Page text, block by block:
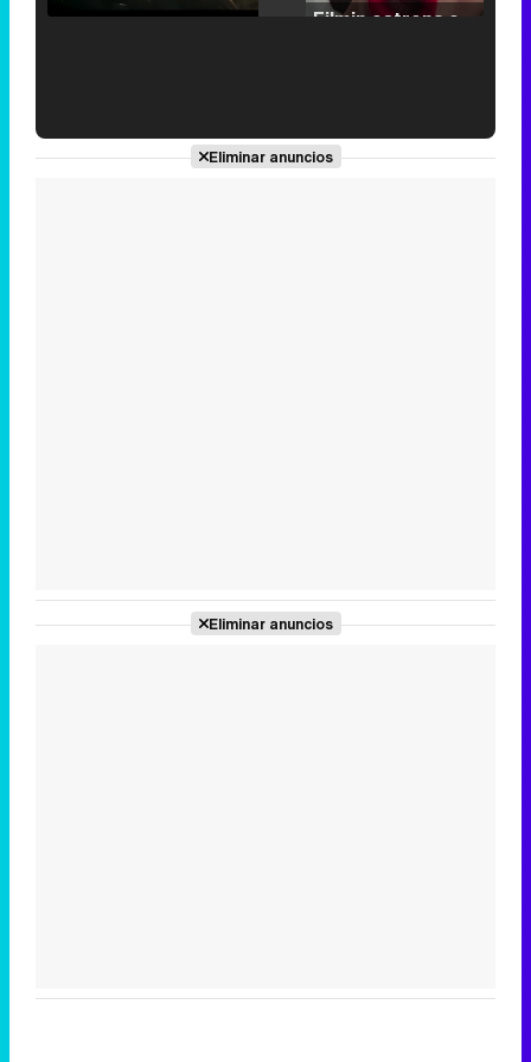
'120 Minutos' celebra sus 2.000 programas en Telemadrid con un vídeo del día a día en la redacción
Eliminar anuncios
Eliminar anuncios